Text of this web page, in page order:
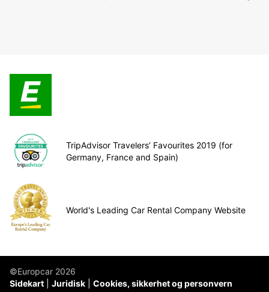
TripAdvisor Travelers’ Favourites 2019 (for
Germany, France and Spain)
World's Leading Car Rental Company Website
©Europcar 2026
Sidekart
Juridisk Cookies, sikkerhet og personvern